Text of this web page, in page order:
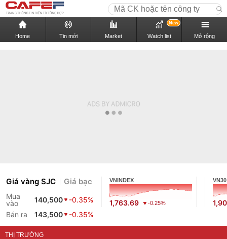
Home Tin mới Market Watch list
New
Mở rộng
Giá vàng SJC Giá bạc
Mua
vào
140,500
-0.35%
Bán ra
143,500 -0.35%
VNINDEX
1,763.69 -0.25%
VN30
THỊ TRƯỜNG